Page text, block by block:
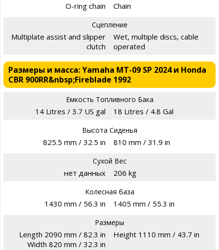
O-ring chain Chain
Сцепление
Multiplate assist and slipper
clutch
Wet, multiple discs, cable
operated
Размеры и масса: Yamaha MT-09 SP 2024 и Honda
CBR 900RR&nbsp;Fireblade 1992
Емкость Топливного Бака
14 Litres / 3.7 US gal 18 Litres / 4.8 Gal
Высота Сиденья
825.5 mm / 32.5 in 810 mm / 31.9 in
Сухой Вес
нет данных 206 kg
Колесная база
1430 mm / 56.3 in 1405 mm / 55.3 in
Размеры
Length 2090 mm / 82.3 in
Width 820 mm / 32.3 in
Height 1110 mm / 43.7 in